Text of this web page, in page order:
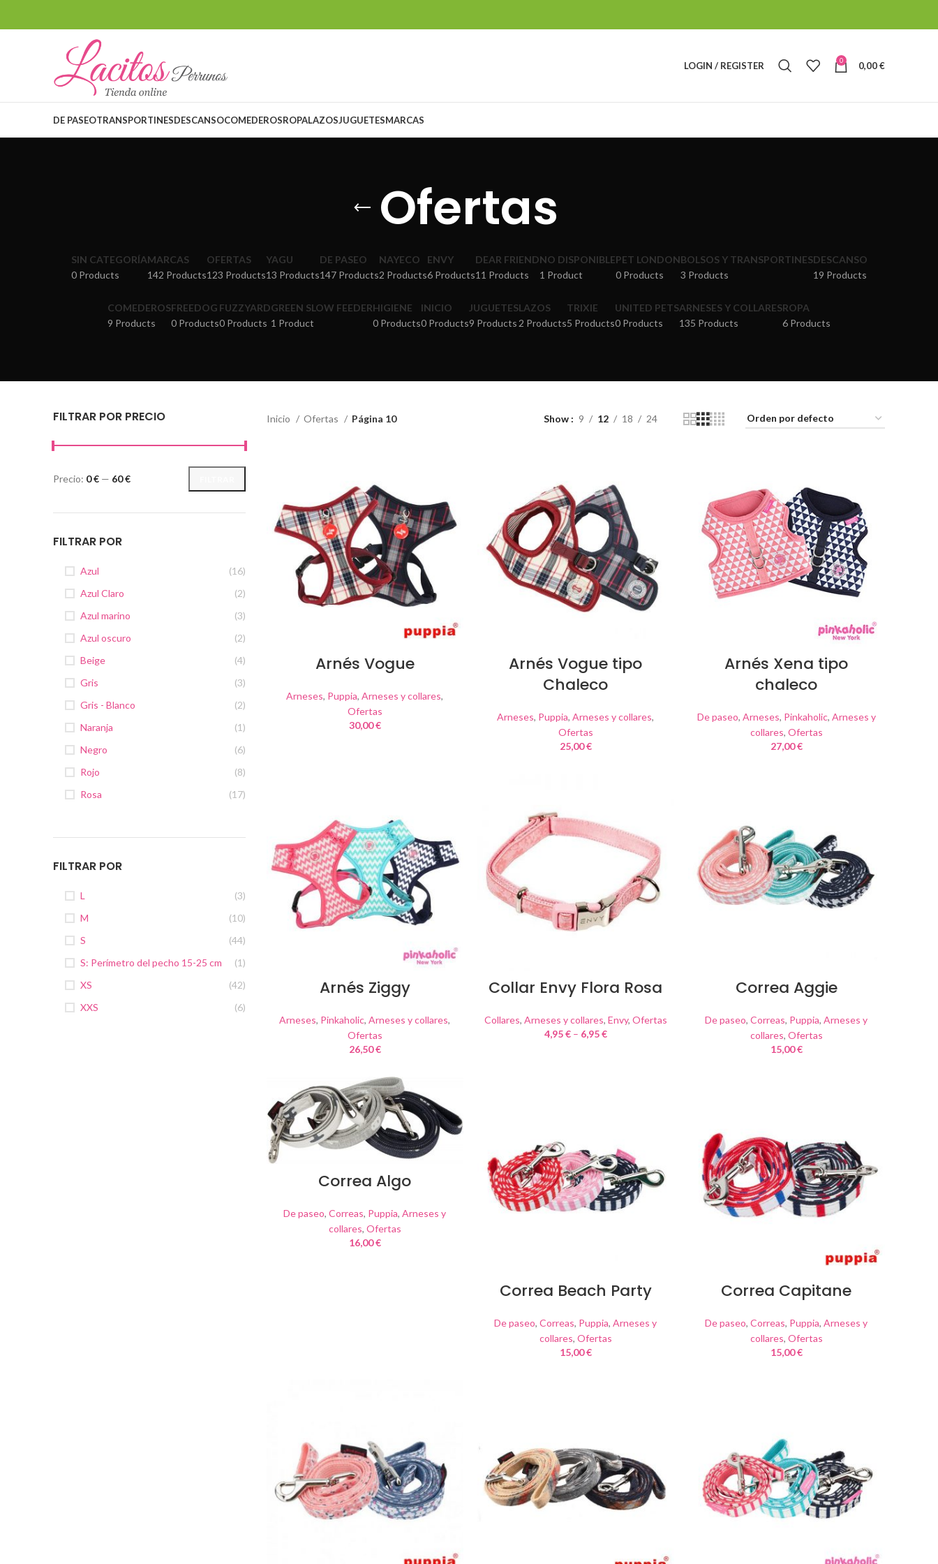
LOGIN / REGISTER 0 0,00€
DE PASEOTRANSPORTINESDESCANSOCOMEDEROSROPALAZOSJUGUETESMARCAS
Ofertas
SIN CATEGORÍA
0 Products
MARCAS
142 Products
OFERTAS
123 Products
YAGU
13 Products
DE PASEO
147 Products
NAYECO
2 Products
ENVY
6 Products
DEAR FRIEND
11 Products
NO DISPONIBLE
1 Product
PET LONDON
0 Products
BOLSOS Y TRANSPORTINES
3 Products
DESCANSO
19 Products
COMEDEROS
9 Products
FREEDOG
0 Products
FUZZYARD
0 Products
GREEN SLOW FEEDER
1 Product
HIGIENE
0 Products
INICIO
0 Products
JUGUETES
9 Products
LAZOS
2 Products
TRIXIE
5 Products
UNITED PETS
0 Products
ARNESES Y COLLARES
135 Products
ROPA
6 Products
FILTRAR POR PRECIO
Precio: 0 € — 60 €
FILTRAR POR
Azul
(16)
Azul Claro
(2)
Azul marino
(3)
Azul oscuro
(2)
Beige
(4)
Gris
(3)
Gris - Blanco
(2)
Naranja
(1)
Negro
(6)
Rojo
(8)
Rosa
(17)
FILTRAR POR
L
(3)
M
(10)
S
(44)
S: Perímetro del pecho 15-25 cm
(1)
XS
(42)
XXS
(6)
Inicio Ofertas Página 10 Show 9 12 18 24
Arnés Vogue
Arneses, Puppia,Arneses y collares,
Ofertas
30,00€
Arnés Vogue tipo
Chaleco
Arneses, Puppia,Arneses y collares,
Ofertas
25,00€
Arnés Xena tipo
chaleco
De paseo, Arneses, Pinkaholic, Arneses y
collares, Ofertas
27,00€
Arnés Ziggy
Arneses, Pinkaholic,Arneses y collares,
Ofertas
26,50€
Collar Envy Flora Rosa
Collares, Arneses y collares, Envy, Ofertas
4,95€– 6,95€
Correa Aggie
De paseo,Correas, Puppia,Arneses y
collares, Ofertas
15,00€
Correa Algo
De paseo,Correas, Puppia,Arneses y
collares, Ofertas
16,00€
Correa Beach Party
De paseo,Correas, Puppia,Arneses y
collares, Ofertas
15,00€
Correa Capitane
De paseo,Correas, Puppia,Arneses y
collares, Ofertas
15,00€